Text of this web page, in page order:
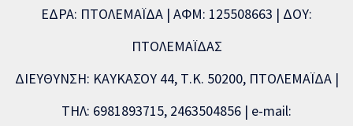
ΕΔΡΑ: ΠΤΟΛΕΜΑΪΔΑ | ΑΦΜ: 125508663 | ΔΟΥ:
ΠΤΟΛΕΜΑΪΔΑΣ
ΔΙΕΥΘΥΝΣΗ: ΚΑΥΚΑΣΟΥ 44, Τ.Κ. 50200, ΠΤΟΛΕΜΑΪΔΑ |
ΤΗΛ: 6981893715, 2463504856 | e-mail: